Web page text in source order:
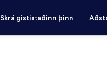
Skrá gististaðinn þinn